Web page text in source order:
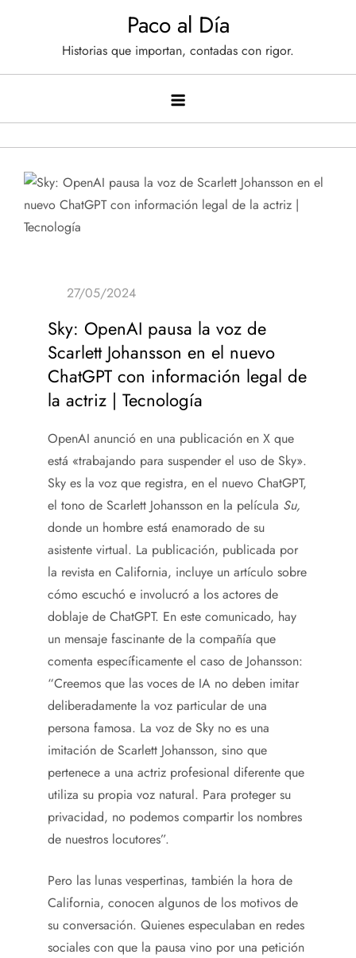
Paco al Día
Historias que importan, contadas con rigor.
Sky: OpenAI pausa la voz de
Scarlett Johansson en el nuevo
ChatGPT con información legal de
la actriz | Tecnología
OpenAI anunció en una publicación en X que
está «trabajando para suspender el uso de Sky».
Sky es la voz que registra, en el nuevo ChatGPT,
el tono de Scarlett Johansson en la película Su,
donde un hombre está enamorado de su
asistente virtual. La publicación, publicada por
la revista en California, incluye un artículo sobre
cómo escuchó e involucró a los actores de
doblaje de ChatGPT. En este comunicado, hay
un mensaje fascinante de la compañía que
comenta específicamente el caso de Johansson:
“Creemos que las voces de IA no deben imitar
deliberadamente la voz particular de una
persona famosa. La voz de Sky no es una
imitación de Scarlett Johansson, sino que
pertenece a una actriz profesional diferente que
utiliza su propia voz natural. Para proteger su
privacidad, no podemos compartir los nombres
de nuestros locutores”.
Pero las lunas vespertinas, también la hora de
California, conocen algunos de los motivos de
su conversación. Quienes especulaban en redes
sociales con que la pausa vino por una petición